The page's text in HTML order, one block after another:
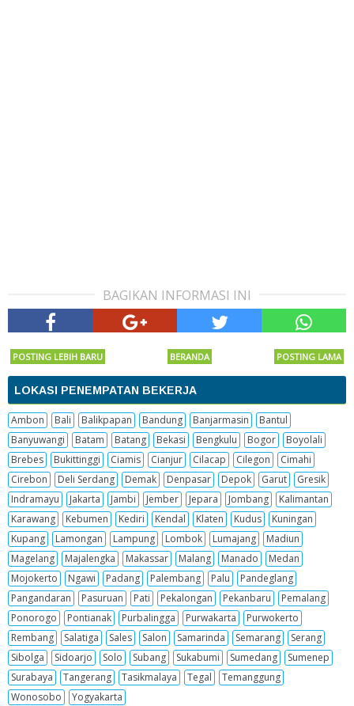
BAGIKAN INFORMASI INI
POSTING LEBIH BARU POSTING LAMA
BERANDA
LOKASI PENEMPATAN BEKERJA
Ambon Bali Balikpapan Bandung Banjarmasin
Bantul
Banyuwangi
Batam Batang Bekasi Bengkulu Bogor
Boyolali
Brebes
Bukittinggi Ciamis Cianjur Cilacap Cilegon
Cimahi
Cirebon
Deli Serdang Demak Denpasar Depok Garut
Gresik
Indramayu
Jakarta Jambi Jember Jepara Jombang
Kalimantan
Karawang
Kebumen Kediri Kendal Klaten Kudus
Kuningan
Kupang
Lamongan Lampung Lombok Lumajang
Madiun
Magelang
Majalengka Makassar Malang Manado
Medan
Mojokerto
Ngawi Padang Palembang Palu
Pandeglang
Pangandaran
Pasuruan Pati Pekalongan Pekanbaru
Pemalang
Ponorogo
Pontianak Purbalingga Purwakarta
Purwokerto
Rembang
Salatiga Sales Salon Samarinda Semarang
Serang
Sibolga
Sidoarjo Solo Subang Sukabumi Sumedang
Sumenep
Surabaya
Tangerang Tasikmalaya Tegal
Temanggung
Wonosobo
Yogyakarta